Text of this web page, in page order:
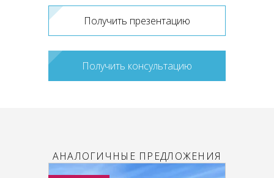
Получить презентацию
Получить консультацию
АНАЛОГИЧНЫЕ ПРЕДЛОЖЕНИЯ